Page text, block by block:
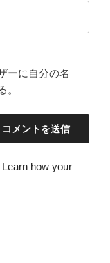
ーに自分の名
。
Learn how your